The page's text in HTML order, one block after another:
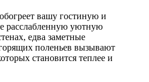
обогреет вашу гостиную и
расслабленную уютную
едва заметные
поленьев вызывают
становится теплее и